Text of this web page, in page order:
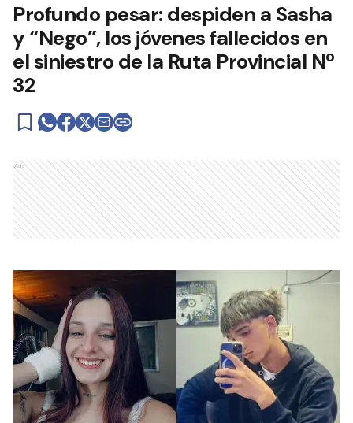
Profundo pesar: despiden a Sasha
y “Nego”, los jóvenes fallecidos en
el siniestro de la Ruta Provincial Nº
32
Ads